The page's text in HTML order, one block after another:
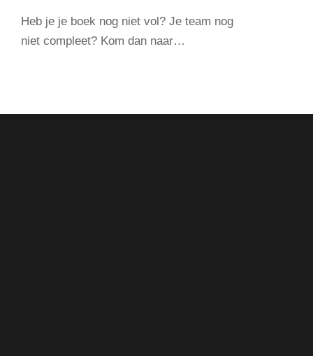
Heb je je boek nog niet vol? Je team nog
niet compleet? Kom dan naar…